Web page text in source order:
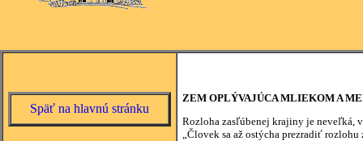
Späť na hlavnú stránku
ZEM OPLÝVAJÚCA MLIEKOM A
Rozloha zasľúbenej krajiny je neveľká,
„Človek sa až ostýcha prezradiť